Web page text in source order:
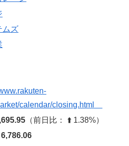
ムズ
calendar/closing.html
（前日比： ⬆️ 1.38%）